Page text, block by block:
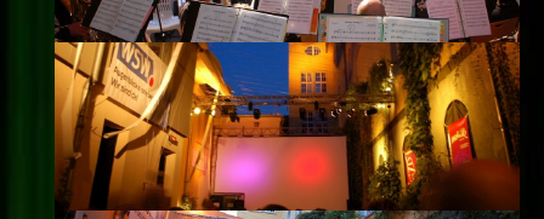
Datenschutz